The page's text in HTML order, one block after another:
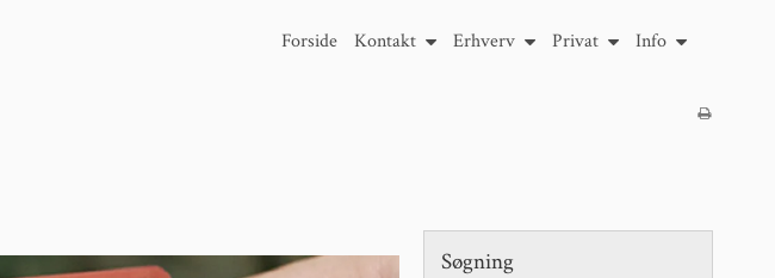
Forside Kontakt Erhverv Privat Info
Søgning